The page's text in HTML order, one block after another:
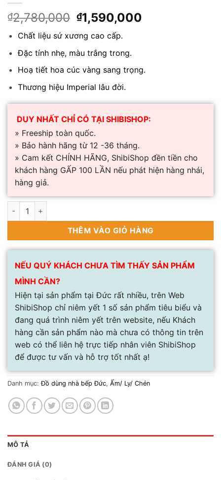
₫2,780,000 Giá
gốc
là:
₫2,780,000.
₫1,590,000
₫1,590,000.
Chất liệu sứ xương cao cấp.
Đặc tính nhẹ, màu trắng trong.
Hoạ tiết hoa cúc vàng sang trọng.
Thương hiệu Imperial lâu đời.
DUY NHẤT CHỈ CÓ TẠI SHIBISHOP:
» Freeship toàn quốc.
» Bảo hành hãng từ 12 -36 tháng.
» Cam kết CHÍNH HÃNG, ShibiShop đền tiền cho
khách hàng GẤP 100 LẦN nếu phát hiện hàng nhái,
hàng giả.
Bộ ấm chén trà sứ xương Châu Âu Imperial hoa cúc số lượng
THÊM VÀO GIỎ HÀNG
NẾU QUÝ KHÁCH CHƯA TÌM THẤY SẢN PHẨM
MÌNH CẦN?
Hiện tại sản phẩm tại Đức rất nhiều, trên Web
ShibiShop chỉ niêm yết 1 số sản phẩm tiêu biểu và
đang quá trình niêm yết trên website, nếu Khách
hàng cần sản phẩm nào mà chưa có thông tin trên
web có thể liên hệ trực tiếp nhân viên ShibiShop
để được tư vấn và hỗ trợ tốt nhất ạ!
Danh mục:Đồ dùng nhà bếp Đức, Ấm/ Ly/ Chén
MÔ TẢ
ĐÁNH GIÁ (0)